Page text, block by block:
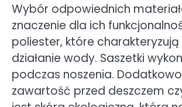
Wybór odpowiednich
znaczenie dla ich
poliester, które
działanie wody. Saszetki
podczas noszenia.
zawartość przed deszczem